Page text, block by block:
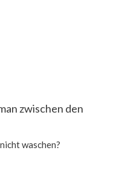
zwischen den
waschen?